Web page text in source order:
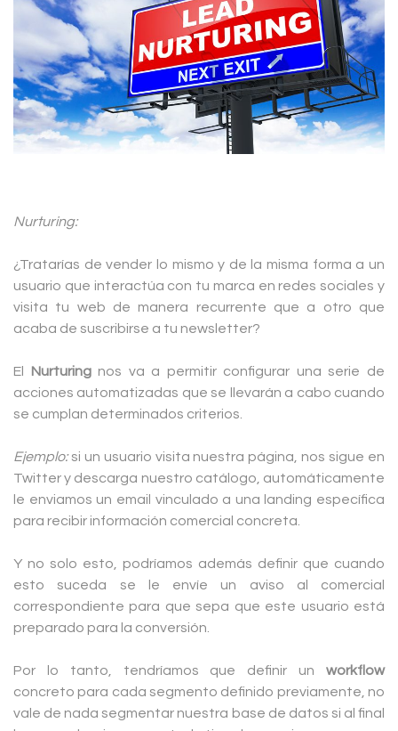
Nurturing:
¿Tratarías de vender lo mismo y de la misma forma a un
usuario que interactúa con tu marca en redes sociales y
visita tu web de manera recurrente que a otro que
acaba de suscribirse a tu newsletter?
El Nurturingnos va a permitir configurar una serie de
acciones automatizadas que se llevarán a cabo cuando
se cumplan determinados criterios.
Ejemplo:si un usuario visita nuestra página, nos sigue en
Twitter y descarga nuestro catálogo, automáticamente
le enviamos un email vinculado a una landing específica
para recibir información comercial concreta.
Y no solo esto, podríamos además definir que cuando
esto suceda se le envíe un aviso al comercial
correspondiente para que sepa que este usuario está
preparado para la conversión.
Por lo tanto, tendríamos que definir un workflow
concreto para cada segmento definido previamente, no
vale de nada segmentar nuestra base de datos si al final